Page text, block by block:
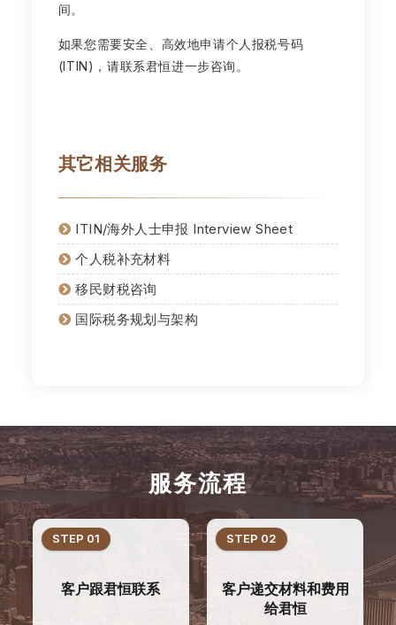
间。
如果您需要安全、高效地申请个人报税号码
(ITIN)，请联系君恒进一步咨询。
其它相关服务
ITIN/海外人士申报 Interview Sheet
个人税补充材料
移民财税咨询
国际税务规划与架构
服务流程
客户跟君恒联系
STEP 01
客户递交材料和费用
给君恒
STEP 02